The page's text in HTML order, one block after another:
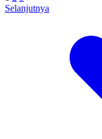
Selanjutnya